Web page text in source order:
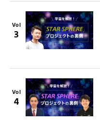
Vol
3
Vol
4